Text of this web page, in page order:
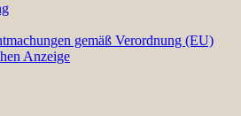
gemäß Verordnung (EU)
Anzeige